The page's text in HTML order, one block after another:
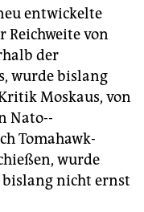
entwickelte
Reichweite von
der
wurde bislang
Moskaus, von
Nato-­
Tomahawk-
wurde
bislang nicht ernst